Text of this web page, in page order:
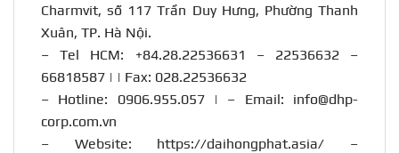
Charmvit, số 117 Trần Duy Hưng, Phường Thanh
Xuân, TP. Hà Nội.
– Tel HCM: +84.28.22536631 – 22536632 –
66818587 | | Fax: 028.22536632
– Hotline: 0906.955.057| – Email: info@dhp-
corp.com.vn
– Website: https://daihongphat.asia/ –